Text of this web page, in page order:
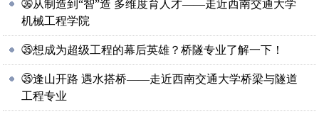
㊱从制造到“智”造 多维度育人才——走近西南交通大学
机械工程学院
㉟想成为超级工程的幕后英雄？桥隧专业了解一下！
㉟逢山开路 遇水搭桥——走近西南交通大学桥梁与隧道
工程专业